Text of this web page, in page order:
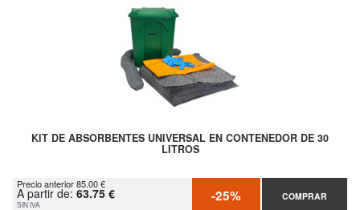
KIT DE ABSORBENTES UNIVERSAL EN CONTENEDOR DE 30
LITROS
Precio anterior 85.00 €
A partir de: 63.75 €
SIN IVA -25% COMPRAR